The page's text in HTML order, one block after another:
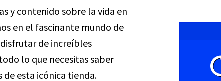
y contenido sobre la vida en
en el fascinante mundo de
de increíbles
lo que necesitas saber
esta icónica tienda.